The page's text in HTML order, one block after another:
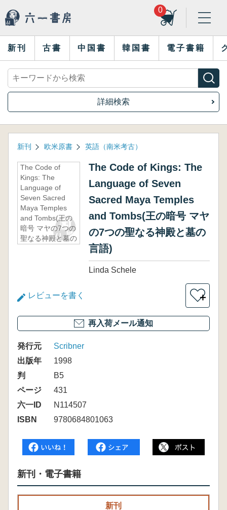
0
新刊 古書 中国書 韓国書 電子書籍
詳細検索
新刊 欧米原書 英語（南米考古）
The Code of
Kings: The
Language of
Seven Sacred
Maya Temples
and Tombs(王の
暗号 マヤの7つの
聖なる神殿と墓の
The Code of Kings: The
Language of Seven
Sacred Maya Temples
and Tombs(王の暗号 マヤ
の7つの聖なる神殿と墓の
言語)
Linda Schele
レビューを書く ＋
再入荷メール通知
発行元
Scribner
出版年
1998
判
B5
ページ
431
六一ID
N114507
ISBN
9780684801063
新刊・電子書籍
新刊